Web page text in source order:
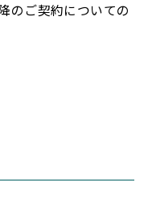
のご契約についての